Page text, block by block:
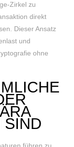
Zirkel zu
direkt
Dieser Ansatz
und
ohne
SIND